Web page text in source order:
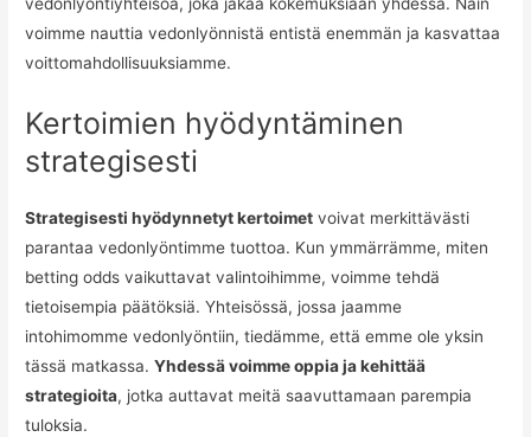
voimme nauttia vedonlyönnistä entistä enemmän ja kasvattaa
voittomahdollisuuksiamme.
Kertoimien hyödyntäminen
strategisesti
Strategisesti hyödynnetyt kertoimet voivat merkittävästi
parantaa vedonlyöntimme tuottoa. Kun ymmärrämme, miten
betting odds vaikuttavat valintoihimme, voimme tehdä
tietoisempia päätöksiä. Yhteisössä, jossa jaamme
intohimomme vedonlyöntiin, tiedämme, että emme ole yksin
tässä matkassa.Yhdessä voimme oppia ja kehittää
strategioita, jotka auttavat meitä saavuttamaan parempia
tuloksia.